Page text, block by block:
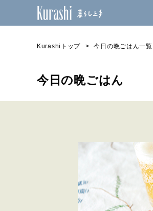
Kurashiトップ 今日の晩ごはん一覧
今日の晩ごはん